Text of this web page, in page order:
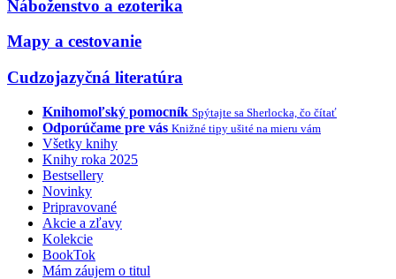
Náboženstvo a ezoterika
Mapy a cestovanie
Cudzojazyčná literatúra
Knihomoľský pomocník Spýtajte sa Sherlocka, čo čítať
Odporúčame pre vás Knižné tipy ušité na mieru vám
Všetky knihy
Knihy roka 2025
Bestsellery
Novinky
Pripravované
Akcie a zľavy
Kolekcie
BookTok
Mám záujem o titul